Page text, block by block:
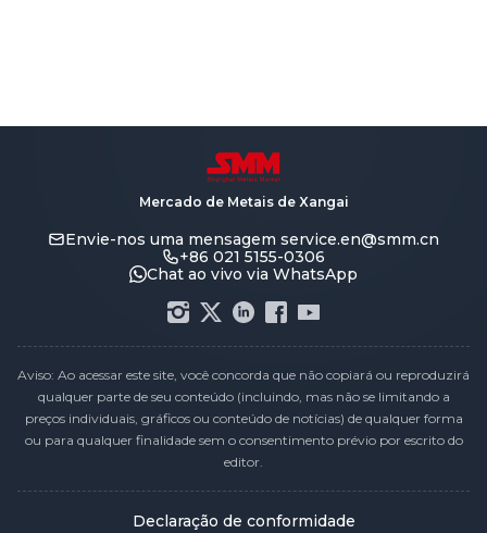
Mercado de Metais de Xangai
Envie-nos uma mensagem service.en@smm.cn
+86 021 5155-0306
Chat ao vivo via WhatsApp
Aviso: Ao acessar este site, você concorda que não copiará ou reproduzirá
qualquer parte de seu conteúdo (incluindo, mas não se limitando a
preços individuais, gráficos ou conteúdo de notícias) de qualquer forma
ou para qualquer finalidade sem o consentimento prévio por escrito do
editor.
Declaração de conformidade